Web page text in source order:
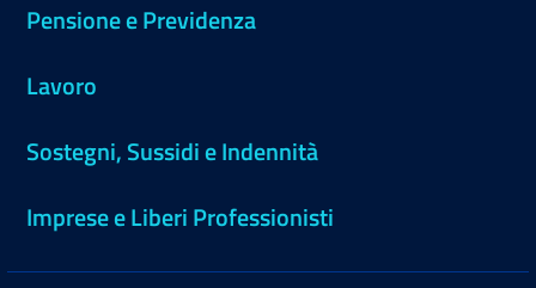
Pensione e Previdenza
Lavoro
Sostegni, Sussidi e Indennità
Imprese e Liberi Professionisti